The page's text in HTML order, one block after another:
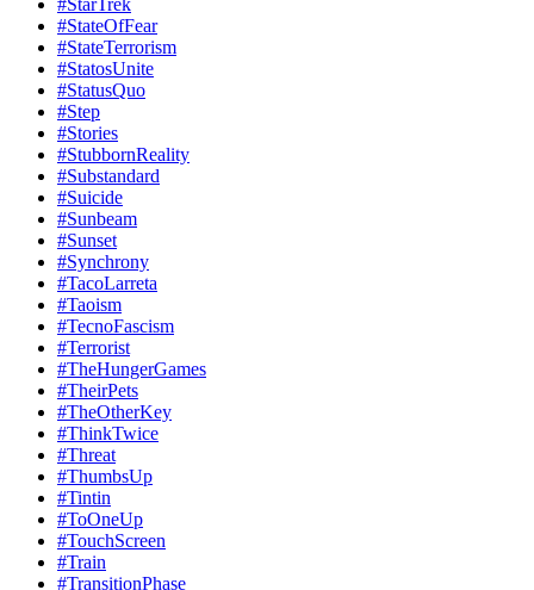
#StarTrek
#StateOfFear
#StateTerrorism
#StatosUnite
#StatusQuo
#Step
#Stories
#StubbornReality
#Substandard
#Suicide
#Sunbeam
#Sunset
#Synchrony
#TacoLarreta
#Taoism
#TecnoFascism
#Terrorist
#TheHungerGames
#TheirPets
#TheOtherKey
#ThinkTwice
#Threat
#ThumbsUp
#Tintin
#ToOneUp
#TouchScreen
#Train
#TransitionPhase